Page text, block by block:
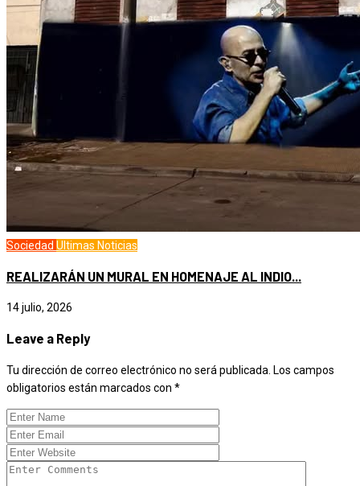
Sociedad Ultimas Noticias
REALIZARÁN UN MURAL EN HOMENAJE AL INDIO...
14 julio, 2026
Leave a Reply
Tu dirección de correo electrónico no será publicada. Los campos
obligatorios están marcados con *